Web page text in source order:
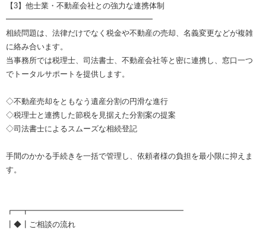
【3】他士業・不動産会社との強力な連携体制
━━━━━━━━━━━━━━━━━━━
相続問題は、法律だけでなく税金や不動産の売却、名義変更などが複雑
に絡み合います。
当事務所では税理士、司法書士、不動産会社等と密に連携し、窓口一つ
でトータルサポートを提供します。
◇不動産売却をともなう遺産分割の円滑な進行
◇税理士と連携した節税を見据えた分割案の提案
◇司法書士によるスムーズな相続登記
手間のかかる手続きを一括で管理し、依頼者様の負担を最小限に抑えま
す。
┏━┳━━━━━━━━━━━━━━━━━━━━
┃◆┃ご相談の流れ